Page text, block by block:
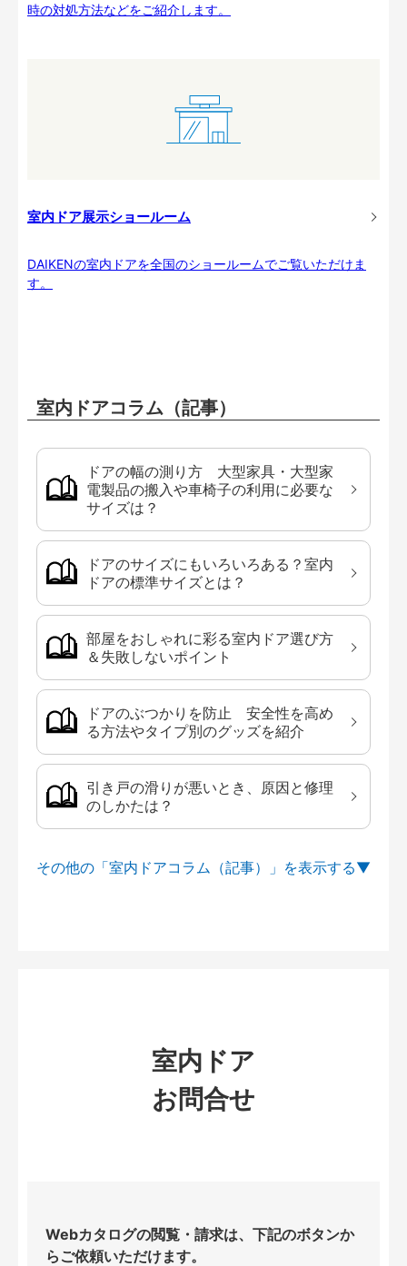
時の対処方法などをご紹介します。
室内ドア展示ショールーム
DAIKENの室内ドアを全国のショールームでご覧いただけま
す。
室内ドアコラム（記事）
ドアの幅の測り方 大型家具・大型家
電製品の搬入や車椅子の利用に必要な
サイズは？
ドアのサイズにもいろいろある？室内
ドアの標準サイズとは？
部屋をおしゃれに彩る室内ドア選び方
＆失敗しないポイント
ドアのぶつかりを防止 安全性を高め
る方法やタイプ別のグッズを紹介
引き戸の滑りが悪いとき、原因と修理
のしかたは？
その他の「室内ドアコラム（記事）」を
室内ドア
お問合せ
Webカタログの閲覧・請求は、下記のボタンか
らご依頼いただけます。